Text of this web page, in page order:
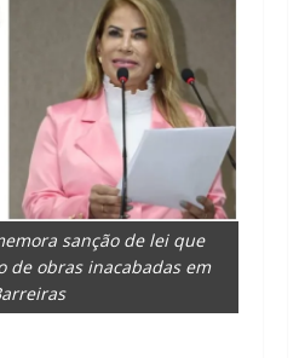
sanção de lei que
de obras inacabadas em